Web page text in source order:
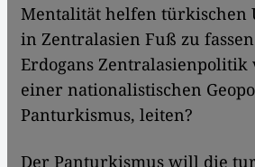
Mentalität helfen türkischen
in Zentralasien Fuß zu
Erdogans Zentralasienpolitik
einer nationalistischen
Panturkismus, leiten?
Der Panturkismus will die